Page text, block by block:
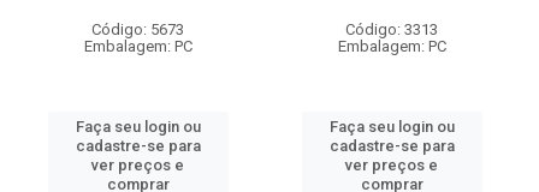
Código: 5673
Embalagem: PC
Faça seu login ou
cadastre-se para
ver preços e
comprar
Código: 3313
Embalagem: PC
Faça seu login ou
cadastre-se para
ver preços e
comprar